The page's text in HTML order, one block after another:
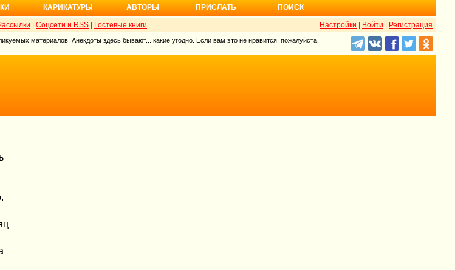
КАРИКАТУРЫ АВТОРЫ ПРИСЛАТЬ ПОИСК
Настройки Войти Регистрация
Соцсети и RSS Гостевые книги
материалов. Анекдоты здесь бывают... какие угодно. Если вам это не нравится, пожалуйста,